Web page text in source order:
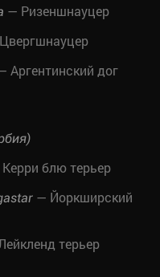
— Ризеншнауцер
Аргентинский дог
блю терьер
— Йоркширский
терьер